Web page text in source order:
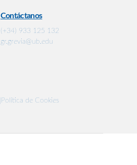
Contáctanos
(+34) 933 125 132
gr.grevia@ub.edu
Política de Cookies